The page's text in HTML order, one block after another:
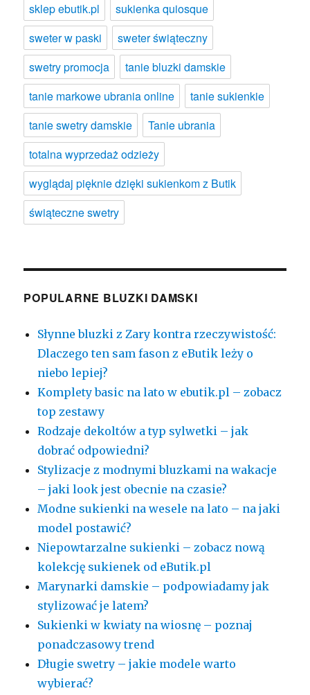
sklep ebutik.pl
sukienka quiosque
sweter w paski
sweter świąteczny
swetry promocja
tanie bluzki damskie
tanie markowe ubrania online
tanie sukienkie
tanie swetry damskie
Tanie ubrania
totalna wyprzedaż odzieży
wyglądaj pięknie dzięki sukienkom z Butik
świąteczne swetry
POPULARNE BLUZKI DAMSKI
Słynne bluzki z Zary kontra rzeczywistość:
Dlaczego ten sam fason z eButik leży o
niebo lepiej?
Komplety basic na lato w ebutik.pl – zobacz
top zestawy
Rodzaje dekoltów a typ sylwetki – jak
dobrać odpowiedni?
Stylizacje z modnymi bluzkami na wakacje
– jaki look jest obecnie na czasie?
Modne sukienki na wesele na lato – na jaki
model postawić?
Niepowtarzalne sukienki – zobacz nową
kolekcję sukienek od eButik.pl
Marynarki damskie – podpowiadamy jak
stylizować je latem?
Sukienki w kwiaty na wiosnę – poznaj
ponadczasowy trend
Długie swetry – jakie modele warto
wybierać?